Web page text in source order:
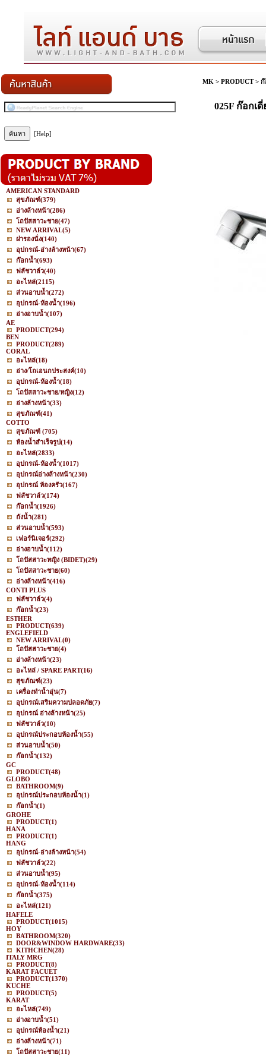
[Help]
AMERICAN STANDARD
สุขภัณฑ์(379)
อ่างล้างหน้า(286)
โถปัสสาวะชาย(47)
NEW ARRIVAL(5)
ฝารองนั่ง(140)
อุปกรณ์-อ่างล้างหน้า(67)
ก๊อกน้ำ(693)
ฟลัชวาล์ว(40)
อะไหล่(2115)
ส่วนอาบน้ำ(272)
อุปกรณ์-ห้องน้ำ(196)
อ่างอาบน้ำ(107)
AE
PRODUCT(294)
BEN
PRODUCT(289)
CORAL
อะไหล่(18)
อ่าง/โถเอนกประสงค์(10)
อุปกรณ์-ห้องน้ำ(18)
โถปัสสาวะชาย/หญิง(12)
อ่างล้างหน้า(33)
สุขภัณฑ์(41)
COTTO
สุขภัณฑ์ (705)
ห้องน้ำสำเร็จรูป(14)
อะไหล่(2833)
อุปกรณ์-ห้องน้ำ(1017)
อุปกรณ์อ่างล้างหน้า(230)
อุปกรณ์ ห้องครัว(167)
ฟลัชวาล์ว(174)
ก๊อกน้ำ(1926)
ถังน้ำ(281)
ส่วนอาบน้ำ(593)
เฟอร์นิเจอร์(292)
อ่างอาบน้ำ(112)
โถปัสสาวะหญิง (BIDET)(29)
โถปัสสาวะชาย(60)
อ่างล้างหน้า(416)
CONTI PLUS
ฟลัชวาล์ว(4)
ก๊อกน้ำ(23)
ESTHER
PRODUCT(639)
ENGLEFIELD
NEW ARRIVAL(0)
โถปัสสาวะชาย(4)
อ่างล้างหน้า(23)
อะไหล่ / SPARE PART(16)
สุขภัณฑ์(23)
เครื่องทำน้ำอุ่น(7)
อุปกรณ์เสริมความปลอดภัย(7)
อุปกรณ์ อ่างล้างหน้า(25)
ฟลัชวาล์ว(10)
อุปกรณ์ประกอบห้องน้ำ(55)
ส่วนอาบน้ำ(50)
ก๊อกน้ำ(132)
GC
PRODUCT(48)
GLOBO
BATHROOM(9)
อุปกรณ์ประกอบห้องน้ำ(1)
ก๊อกน้ำ(1)
GROHE
PRODUCT(1)
HANA
PRODUCT(1)
HANG
อุปกรณ์-อ่างล้างหน้า(54)
ฟลัชวาล์ว(22)
ส่วนอาบน้ำ(95)
อุปกรณ์-ห้องน้ำ(114)
ก๊อกน้ำ(375)
อะไหล่(121)
HAFELE
PRODUCT(1015)
HOY
BATHROOM(320)
DOOR&WINDOW HARDWARE(33)
KITHCHEN(28)
ITALY MRG
PRODUCT(8)
KARAT FACUET
PRODUCT(1370)
KUCHE
PRODUCT(5)
KARAT
อะไหล่(749)
อ่างอาบน้ำ(51)
อุปกรณ์ห้องน้ำ(21)
อ่างล้างหน้า(71)
โถปัสสาวะชาย(11)
MK > PRODUCT> ก๊
025F ก๊อกเ